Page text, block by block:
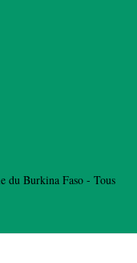
du Burkina Faso - Tous